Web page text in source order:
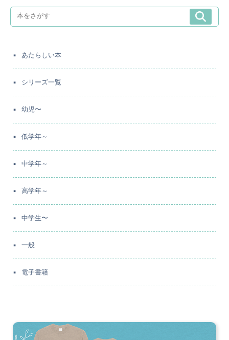
あたらしい本
シリーズ一覧
幼児〜
低学年～
中学年～
高学年～
中学生〜
一般
電子書籍